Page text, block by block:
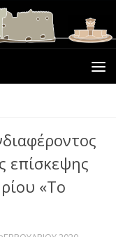
επίσκεψης
«Το